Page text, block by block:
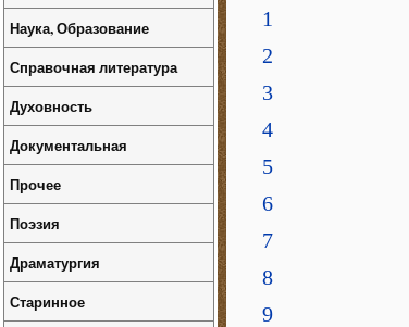
1
2
3
4
5
6
7
8
9
Наука, Образование
Справочная литература
Духовность
Документальная
Прочее
Поэзия
Драматургия
Старинное